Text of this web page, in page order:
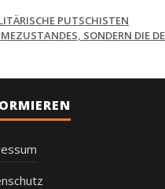
PUTSCHISTEN
SONDERN DIE